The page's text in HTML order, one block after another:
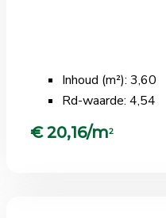
Inhoud (m²): 3,60
Rd-waarde: 4,54
€ 20,16/m2